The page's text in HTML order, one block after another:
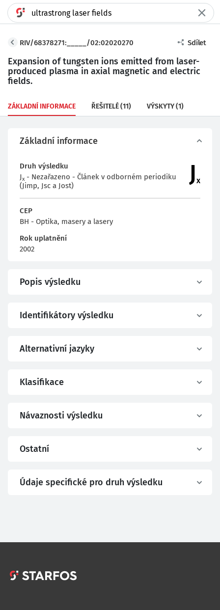
RIV/68378271:_____/02:02020270 Sdílet
Expansion of tungsten ions emitted from laser-
produced plasma in axial magnetic and electric
fields.
ZÁKLADNÍ INFORMACE ŘEŠITELÉ(11) VÝSKYTY(1)
Základní informace
Druh výsledku
Jx - Nezařazeno - Článek v odborném periodiku
(Jimp, Jsc a Jost)
Jx
CEP
BH - Optika, masery a lasery
Rok uplatnění
2002
Popis výsledku
Identifikátory výsledku
Alternativní jazyky
Klasifikace
Návaznosti výsledku
Ostatní
Údaje specifické pro druh výsledku